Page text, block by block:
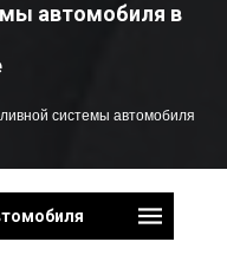
автомобиля в
системы автомобиля